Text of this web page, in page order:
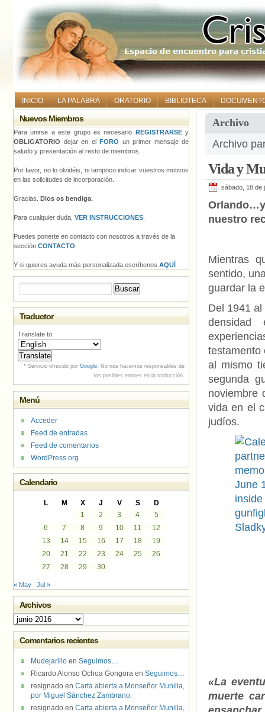
INICIO LA PALABRA ORATORIO BIBLIOTECA
Archivo
Archivo
Vida y
sábado, 18 de
Orlando…y
nuestro
Mientras
sentido,
guardar la
Del 1941
densidad
testamento
al mismo
segunda
noviembre
vida en el
judíos.
«La
muerte
Nuevos Miembros
Para unirse a este grupo es necesario REGISTRARSEy
OBLIGATORIO dejar en el FORO un primer mensaje de
saludo y presentación al resto de miembros.
Por favor, no lo olvidéis, ni tampoco indicar vuestros motivos
en las solicitudes de incorporación.
Gracias. Dios os bendiga.
Para cualquier duda, VER INSTRUCCIONES
Puedes ponerte en contacto con nosotros a través de la
sección CONTACTO
Y si quieres ayuda más personalizada escríbenos AQUÍ
Traductor
Translate to:
* Servicio ofrecido por Google. No nos hacemos responsables de
los posibles errores en la traducción.
Menú
Acceder
Feed de entradas
Feed de comentarios
WordPress.org
Calendario
L M X J V S
D
1
2 3 4
5
6
7 8 9 10 11
12
13
14 15 16 17 18
19
20
21 22 23 24 25
26
27
28 29 30
« May Jul »
Archivos
Archivos
Comentarios recientes
Mudejarillo en Seguimos…
Ricardo Alonso Ochoa Gongora en Seguimos…
resignado en Carta abierta a Monseñor Munilla,
por Miguel Sánchez Zambrano.
resignado en Carta abierta a Monseñor Munilla,